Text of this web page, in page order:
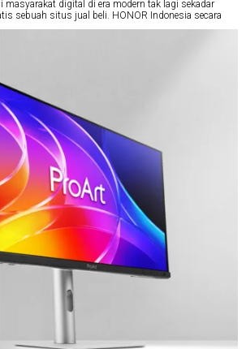
masyarakat digital di era modern tak lagi sekadar
sebuah situs jual beli. HONOR Indonesia secara